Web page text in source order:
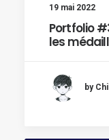
19 mai 2022
Portfolio
les
by